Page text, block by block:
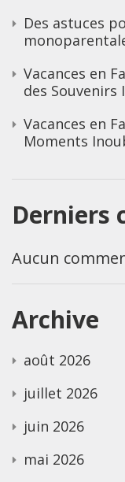
Des astuces
Vacances en
des Souvenirs
Vacances en
Moments
Derniers
Aucun
Archive
août 2026
juillet 2026
juin 2026
mai 2026